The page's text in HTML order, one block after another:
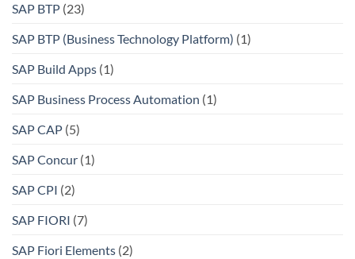
SAP BTP (23)
SAP BTP (Business Technology Platform) (1)
SAP Build Apps (1)
SAP Business Process Automation (1)
SAP CAP (5)
SAP Concur (1)
SAP CPI (2)
SAP FIORI (7)
SAP Fiori Elements (2)